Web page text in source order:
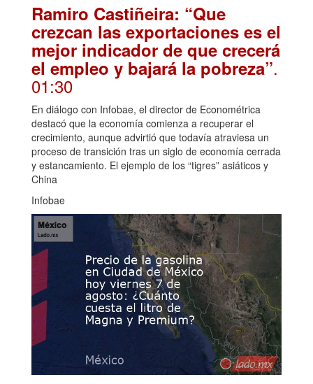
Ramiro Castiñeira: “Que
crezcan las exportaciones es el
mejor indicador de que crecerá
el empleo y bajará la pobreza”.
01:30
En diálogo con Infobae, el director de Econométrica
destacó que la economía comienza a recuperar el
crecimiento, aunque advirtió que todavía atraviesa un
proceso de transición tras un siglo de economía cerrada
y estancamiento. El ejemplo de los “tigres” asiáticos y
China
Infobae